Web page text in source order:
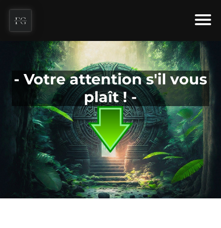
- Votre attention s'il vous
plaît ! -